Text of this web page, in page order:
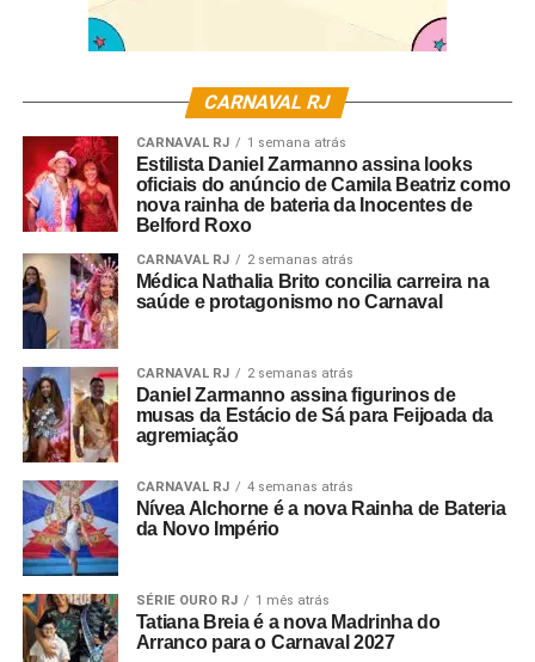
Foto: @nataliafarinazzo
Como começou o envolvimento com o carnaval ?
– Sempre fui uma admiradora do carnaval porém,
infelizmente, nunca pude frequentar efetivamente.
Por quais agremiações você já desfilou?
– O próximo carnaval será o meu primeiro desfile! é a
realização de um sonho e nunca é tarde para realizá-los.
Como veio o convite para ser Rainha de Bateria da
Inocentes de Belford Roxo?
CARNAVAL RJ
CARNAVAL RJ 1 semana atrás
Estilista Daniel Zarmanno assina looks
oficiais do anúncio de Camila Beatriz como
nova rainha de bateria da Inocentes de
Belford Roxo
CARNAVAL RJ 2 semanas atrás
Médica Nathalia Brito concilia carreira na
saúde e protagonismo no Carnaval
CARNAVAL RJ 2 semanas atrás
Daniel Zarmanno assina figurinos de
musas da Estácio de Sá para Feijoada da
agremiação
CARNAVAL RJ 4 semanas atrás
Nívea Alchorne é a nova Rainha de Bateria
da Novo Império
SÉRIE OURO RJ 1 mês atrás
Tatiana Breia é a nova Madrinha do
Arranco para o Carnaval 2027